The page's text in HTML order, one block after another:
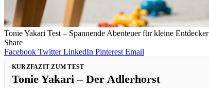
Tonie Yakari Test – Spannende Abenteuer für kleine Entdecker
Share
Facebook Twitter LinkedIn Pinterest Email
KURZFAZIT ZUM TEST
Tonie Yakari – Der Adlerhorst